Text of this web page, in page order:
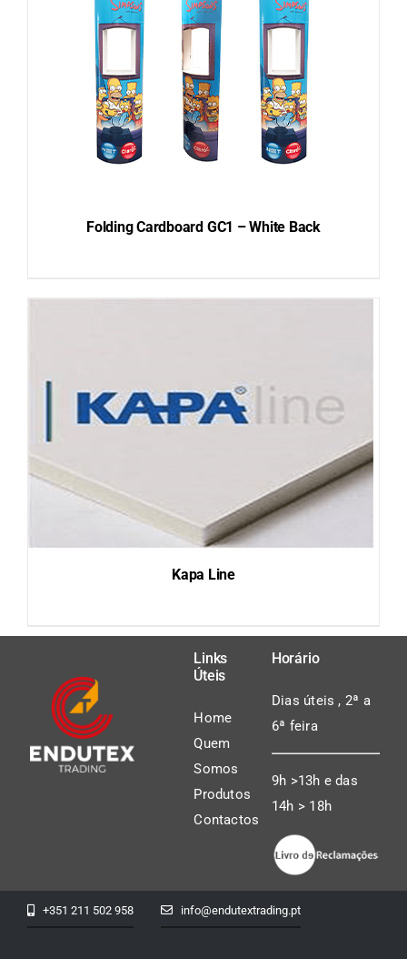
Folding Cardboard GC1 – White Back
DETAILS
Kapa Line
Links
Úteis
Home
Quem
Somos
Produtos
Contactos
Horário
Dias úteis , 2ª a
6ª feira
9h >13h e das
14h > 18h
+351 211 502 958 info@endutextrading.pt